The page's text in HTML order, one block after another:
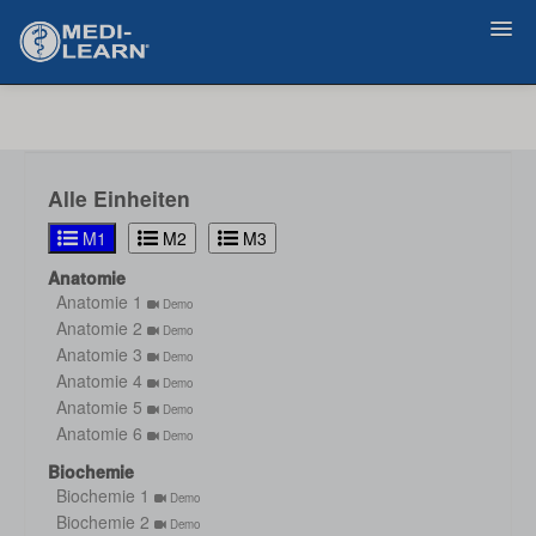
Alle Einheiten
M1 M2
M3
Anatomie
Anatomie 1
Demo
Anatomie 2 Demo
Anatomie 3 Demo
Anatomie 4 Demo
Anatomie 5 Demo
Anatomie 6 Demo
Biochemie
Biochemie 1
Demo
Biochemie 2 Demo